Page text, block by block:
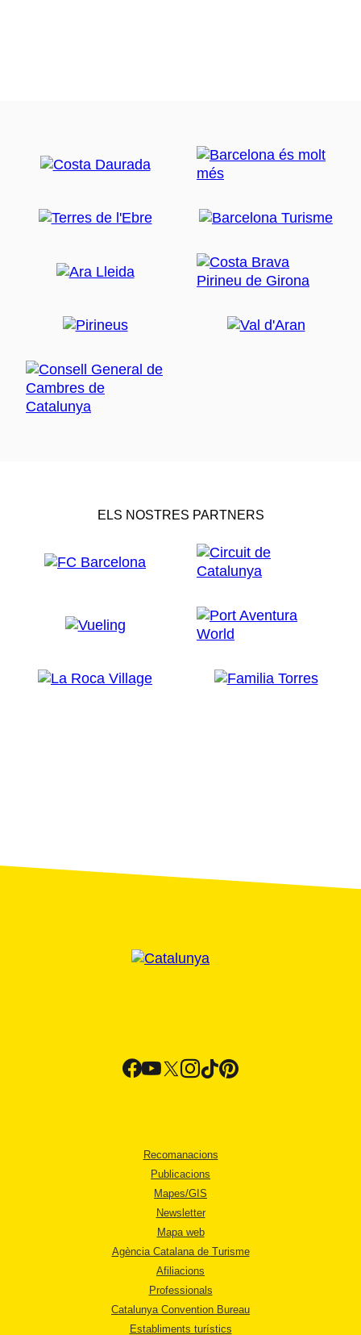
ELS NOSTRES PARTNERS
Recomanacions
Publicacions
Mapes/GIS
Newsletter
Mapa web
Agència Catalana de Turisme
Afiliacions
Professionals
Catalunya Convention Bureau
Establiments turístics